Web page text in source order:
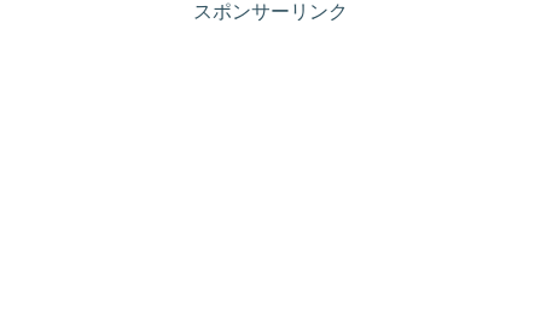
スポンサーリンク